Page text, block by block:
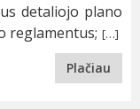
detaliojo plano
reglamentus; […]
Plačiau